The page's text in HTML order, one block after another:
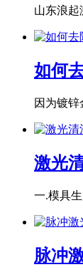
山东浪起
如何
因为镀
激光
一.模具
脉冲